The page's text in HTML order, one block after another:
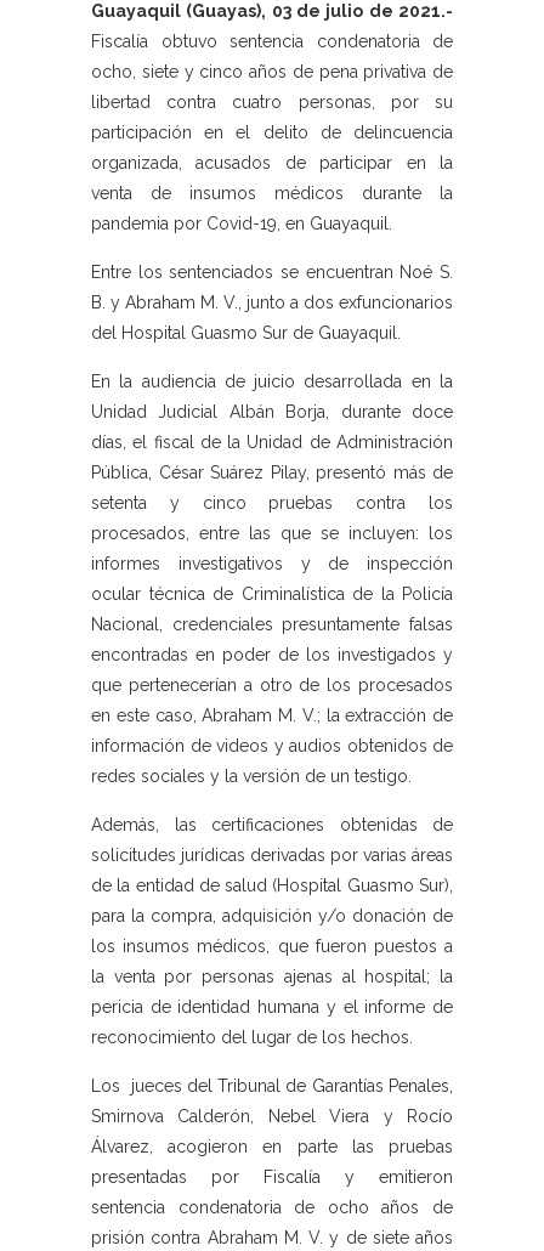
Guayaquil (Guayas), 03 de julio de 2021.-
Fiscalía obtuvo sentencia condenatoria de
ocho, siete y cinco años de pena privativa de
libertad contra cuatro personas, por su
participación en el delito de delincuencia
organizada, acusados de participar en la
venta de insumos médicos durante la
pandemia por Covid-19, en Guayaquil.
Entre los sentenciados se encuentran Noé S.
B. y Abraham M. V., junto a dos exfuncionarios
del Hospital Guasmo Sur de Guayaquil.
En la audiencia de juicio desarrollada en la
Unidad Judicial Albán Borja, durante doce
días, el fiscal de la Unidad de Administración
Pública, César Suárez Pilay, presentó más de
setenta y cinco pruebas contra los
procesados, entre las que se incluyen: los
informes investigativos y de inspección
ocular técnica de Criminalística de la Policía
Nacional, credenciales presuntamente falsas
encontradas en poder de los investigados y
que pertenecerían a otro de los procesados
en este caso, Abraham M. V.; la extracción de
información de videos y audios obtenidos de
redes sociales y la versión de un testigo.
Además, las certificaciones obtenidas de
solicitudes jurídicas derivadas por varias áreas
de la entidad de salud (Hospital Guasmo Sur),
para la compra, adquisición y/o donación de
los insumos médicos, que fueron puestos a
la venta por personas ajenas al hospital; la
pericia de identidad humana y el informe de
reconocimiento del lugar de los hechos.
Los jueces del Tribunal de Garantías Penales,
Smirnova Calderón, Nebel Viera y Rocío
Álvarez, acogieron en parte las pruebas
presentadas por Fiscalía y emitieron
sentencia condenatoria de ocho años de
prisión contra Abraham M. V. y de siete años